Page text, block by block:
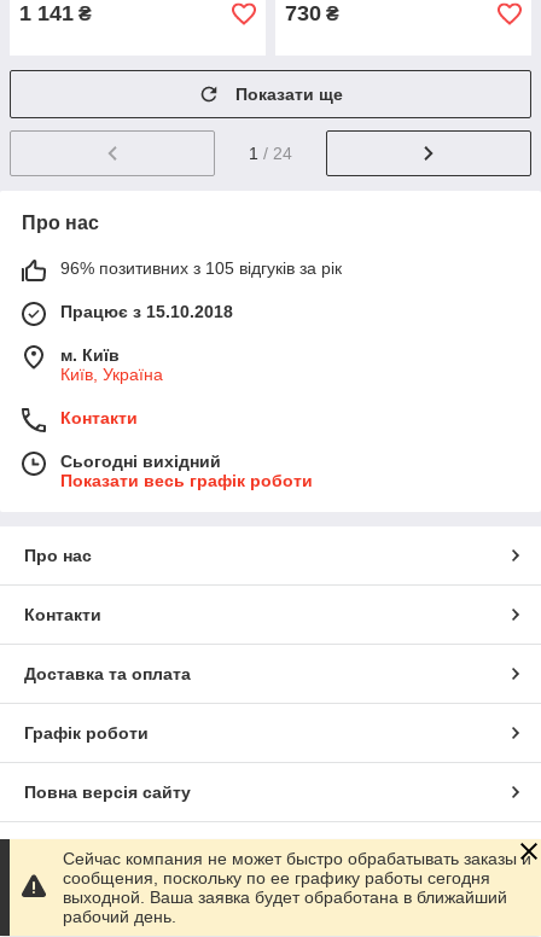
1 141 ₴ 730 ₴
Показати ще
1 / 24
Про нас
96% позитивних з 105 відгуків за рік
Працює з 15.10.2018
м. Київ
Київ, Україна
Контакти
Сьогодні вихідний
Показати весь графік роботи
Про нас
Контакти
Доставка та оплата
Графік роботи
Повна версія сайту
Сайт створено на маркетплейсі Prom.ua
Політика конфіденційності
Сейчас компания не может быстро обрабатывать заказы и
сообщения, поскольку по ее графику работы сегодня
выходной. Ваша заявка будет обработана в ближайший
рабочий день.